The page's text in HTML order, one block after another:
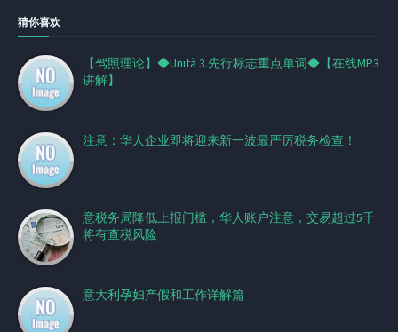
猜你喜欢
【驾照理论】◆Unità 3.先行标志重点单词◆【在线MP3
讲解】
注意：华人企业即将迎来新一波最严厉税务检查！
意税务局降低上报门槛，华人账户注意，交易超过5千
将有查税风险
意大利孕妇产假和工作详解篇